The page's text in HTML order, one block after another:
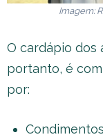
Imagem:
O cardápio dos
portanto, é
por: